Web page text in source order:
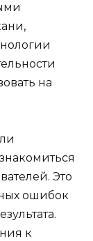
на
Это
ошибок
к